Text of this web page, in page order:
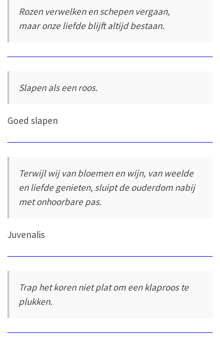
Rozen verwelken en schepen vergaan,
maar onze liefde blijft altijd bestaan.
Slapen als een roos.
Goed slapen
Terwijl wij van bloemen en wijn, van weelde
en liefde genieten, sluipt de ouderdom nabij
met onhoorbare pas.
Juvenalis
Trap het koren niet plat om een klaproos te
plukken.